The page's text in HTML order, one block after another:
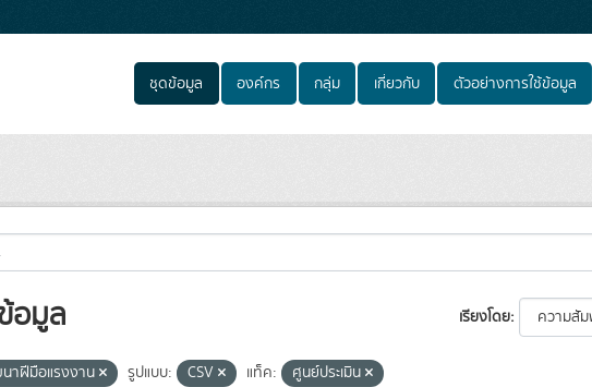
ชุดข้อมูล องค์กร กลุ่ม เกี่ยวกับ ตัวอย่างการใช้ข้อมูล
เรียงโดย
อมูล
าฝีมือแรงงาน รูปแบบ: CSV แท็ค:
ศูนย์ประเมิน